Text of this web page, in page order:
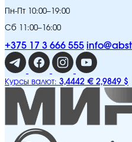
Пн-Пт 10:00–19:00
Сб 11:00–16:00
+375 17 3 666 555
Курсы валют: 3,4442 € 2,9849 $